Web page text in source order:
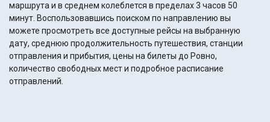
маршрута и в среднем колеблется в пределах 3 часов 50
минут. Воспользовавшись поиском по направлению вы
можете просмотреть все доступные рейсы на выбранную
дату, среднюю продолжительность путешествия, станции
отправления и прибытия, цены на билеты до Ровно,
количество свободных мест и подробное расписание
отправлений.